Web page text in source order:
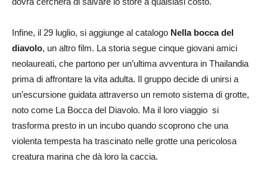
Infine, il 29 luglio, si aggiunge al catalogo Nella bocca del
diavolo, un altro film. La storia segue cinque giovani amici
neolaureati, che partono per un’ultima avventura in Thailandia
prima di affrontare la vita adulta. Il gruppo decide di unirsi a
un’escursione guidata attraverso un remoto sistema di grotte,
noto come La Bocca del Diavolo. Ma il loro viaggio si
trasforma presto in un incubo quando scoprono che una
violenta tempesta ha trascinato nelle grotte una pericolosa
creatura marina che dà loro la caccia.